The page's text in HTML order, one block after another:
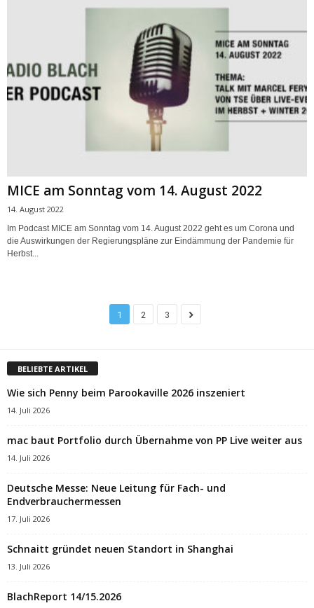
MICE am Sonntag vom 14. August 2022
14. August 2022
Im Podcast MICE am Sonntag vom 14. August 2022 geht es um Corona und
die Auswirkungen der Regierungspläne zur Eindämmung der Pandemie für
Herbst...
1 2 3
BELIEBTE ARTIKEL
Wie sich Penny beim Parookaville 2026 inszeniert
14. Juli 2026
mac baut Portfolio durch Übernahme von PP Live weiter aus
14. Juli 2026
Deutsche Messe: Neue Leitung für Fach- und
Endverbrauchermessen
17. Juli 2026
Schnaitt gründet neuen Standort in Shanghai
13. Juli 2026
BlachReport 14/15.2026